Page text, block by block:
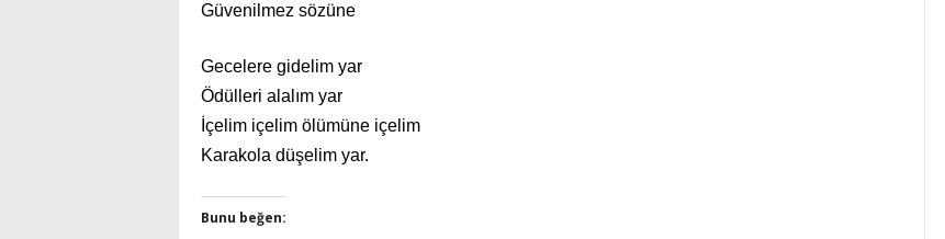
Güvenilmez sözüne
Gecelere gidelim yar
Ödülleri alalım yar
İçelim içelim ölümüne içelim
Karakola düşelim yar.
Bunu beğen: